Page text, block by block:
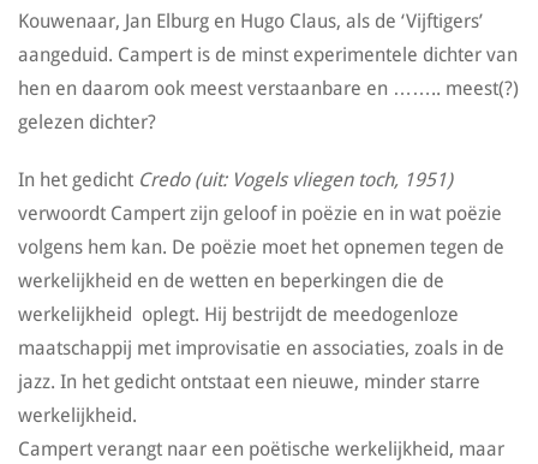
Kouwenaar, Jan Elburg en Hugo Claus, als de ‘Vijftigers’
aangeduid. Campert is de minst experimentele dichter van
hen en daarom ook meest verstaanbare en …….. meest(?)
gelezen dichter?
In het gedicht Credo (uit: Vogels vliegen toch, 1951)
verwoordt Campert zijn geloof in poëzie en in wat poëzie
volgens hem kan. De poëzie moet het opnemen tegen de
werkelijkheid en de wetten en beperkingen die de
werkelijkheid oplegt. Hij bestrijdt de meedogenloze
maatschappij met improvisatie en associaties, zoals in de
jazz. In het gedicht ontstaat een nieuwe, minder starre
werkelijkheid.
Campert verangt naar een poëtische werkelijkheid, maar